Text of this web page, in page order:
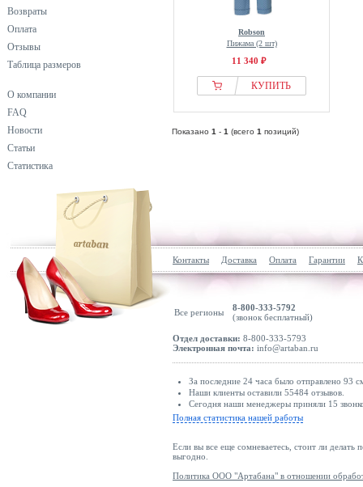
Возвраты
Оплата
Отзывы
Таблица размеров
О компании
FAQ
Новости
Статьи
Статистика
Robson
Пижама (2 шт)
11 340 ₽
КУПИТЬ
Показано 1 - 1 (всего 1 позиций)
Контакты Доставка Оплата Гарантии
Все регионы
8-800-333-5792
(звонок бесплатный)
Отдел доставки: 8-800-333-5793
Электронная почта: info@artaban.ru
За последние 24 часа было отправлено 93
Наши клиенты оставили 55484 отзывов.
Сегодня наши менеджеры приняли 15
Полная статистика нашей работы
Если вы все еще сомневаетесь, стоит ли делать
выгодно.
Политика ООО "Артабана" в отношении